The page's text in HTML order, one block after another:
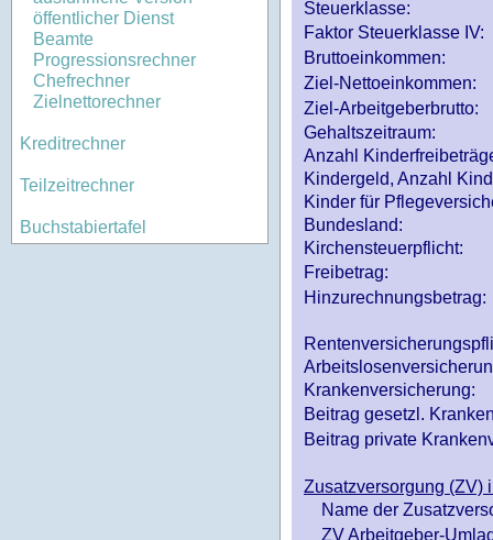
öffentlicher Dienst
Beamte
Progressionsrechner
Chefrechner
Zielnettorechner
Kreditrechner
Teilzeitrechner
Buchstabiertafel
Steuerklasse:
Faktor Steuerklasse IV:
Bruttoeinkommen:
Ziel-Nettoeinkommen:
Ziel-Arbeitgeberbrutto:
Gehaltszeitraum:
Anzahl
Kindergeld, Anzahl
Kinder für
Bundesland:
Kirchensteuerpflicht:
Freibetrag:
Hinzurechnungsbetrag:
Krankenversicherung:
Beitrag gesetzl.
Beitrag private
Zusatzversorgung (ZV)
Name der
ZV Arbeitgeber-